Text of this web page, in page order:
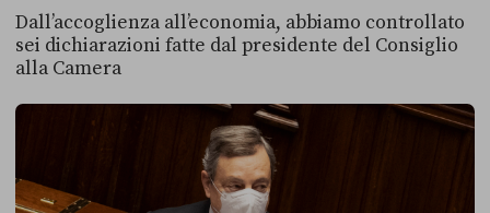
Dall’accoglienza all’economia, abbiamo controllato
sei dichiarazioni fatte dal presidente del Consiglio
alla Camera